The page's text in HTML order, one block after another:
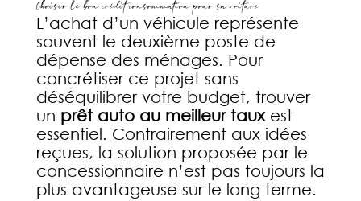
Choisir le bon crédit consommation pour sa voiture
L’achat d’un véhicule représente
souvent le deuxième poste de
dépense des ménages. Pour
concrétiser ce projet sans
déséquilibrer votre budget, trouver
un prêt auto au meilleur tauxest
essentiel. Contrairement aux idées
reçues, la solution proposée par le
concessionnaire n’est pas toujours la
plus avantageuse sur le long terme.